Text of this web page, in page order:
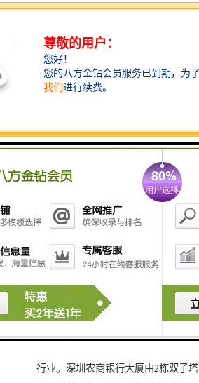
4、楼盘层数：地上33层，地下6层
5、容 积 率：7.42
6、绿 化 率：25.01%
9、开 发 商：深圳农村商业银行股份
行业。深圳农商银行大厦由2栋双子